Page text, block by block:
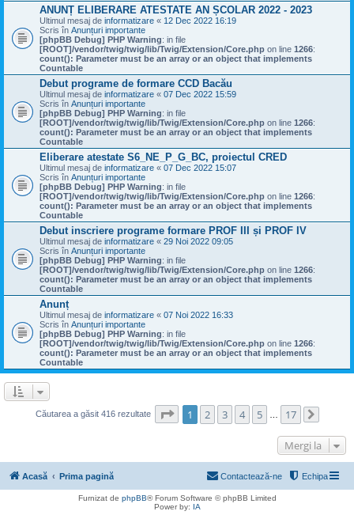
ANUNȚ ELIBERARE ATESTATE AN ȘCOLAR 2022 - 2023
Ultimul mesaj de informatizare « 12 Dec 2022 16:19
Scris în Anunțuri importante
[phpBB Debug] PHP Warning: in file
[ROOT]/vendor/twig/twig/lib/Twig/Extension/Core.php on line 1266:
count(): Parameter must be an array or an object that implements
Countable
Debut programe de formare CCD Bacău
Ultimul mesaj de informatizare « 07 Dec 2022 15:59
Scris în Anunțuri importante
[phpBB Debug] PHP Warning: in file
[ROOT]/vendor/twig/twig/lib/Twig/Extension/Core.php on line 1266:
count(): Parameter must be an array or an object that implements
Countable
Eliberare atestate S6_NE_P_G_BC, proiectul CRED
Ultimul mesaj de informatizare « 07 Dec 2022 15:07
Scris în Anunțuri importante
[phpBB Debug] PHP Warning: in file
[ROOT]/vendor/twig/twig/lib/Twig/Extension/Core.php on line 1266:
count(): Parameter must be an array or an object that implements
Countable
Debut inscriere programe formare PROF III și PROF IV
Ultimul mesaj de informatizare « 29 Noi 2022 09:05
Scris în Anunțuri importante
[phpBB Debug] PHP Warning: in file
[ROOT]/vendor/twig/twig/lib/Twig/Extension/Core.php on line 1266:
count(): Parameter must be an array or an object that implements
Countable
Anunț
Ultimul mesaj de informatizare « 07 Noi 2022 16:33
Scris în Anunțuri importante
[phpBB Debug] PHP Warning: in file
[ROOT]/vendor/twig/twig/lib/Twig/Extension/Core.php on line 1266:
count(): Parameter must be an array or an object that implements
Countable
Căutarea a găsit 416 rezultate Pagina1 din 17
1 2 3 4 5 17
Mergi la
Acasă Prima pagină Echipa
Contactează-ne
Furnizat de phpBB® Forum Software © phpBB Limited
Power by: IA